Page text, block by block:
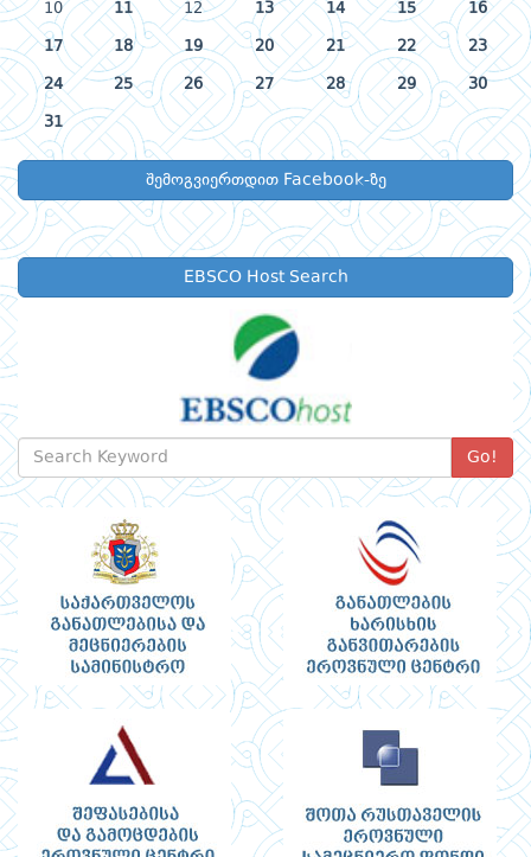
10 11 12 13 14 15 16
17 18 19 20 21 22 23
24 25 26 27 28 29 30
31
შემოგვიერთდით Facebook-ზე
EBSCO Host Search
Go!